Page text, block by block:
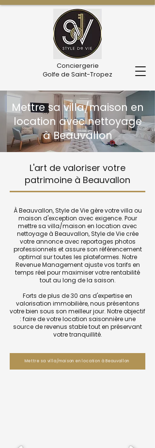
Conciergerie
Golfe de Saint-Tropez
Mettre sa villa/maison en
location avec nettoyage
à Beauvallon
L'art de valoriser votre
patrimoine à Beauvallon
À Beauvallon, Style de Vie gère votre villa ou
maison d'exception avec exigence. Pour
mettre sa villa/maison en location avec
nettoyage à Beauvallon, Style de Vie crée
votre annonce avec reportages photos
professionnels et assure son référencement
optimal sur toutes les plateformes. Notre
Revenue Management ajuste vos tarifs en
temps réel pour maximiser votre rentabilité
tout au long de la saison.
Forts de plus de 30 ans d'expertise en
valorisation immobilière, nous présentons
votre bien sous son meilleur jour. Notre objectif
: faire de votre location saisonnière une
source de revenus stable tout en préservant
votre tranquillité.
Mettre sa villa/maison en location à Beauvallon